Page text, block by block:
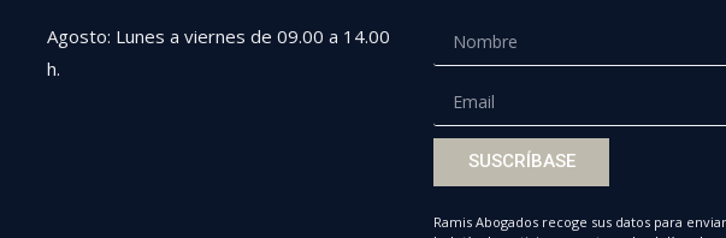
Agosto: Lunes a viernes de 09.00 a 14.00
h.
SUSCRÍBASE
Ramis Abogados recoge sus datos para